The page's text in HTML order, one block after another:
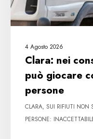
vita
persone
4 Agosto 2026
Clara: nei
può giocare
persone
CLARA, SUI RIFIUTI NON
PERSONE: